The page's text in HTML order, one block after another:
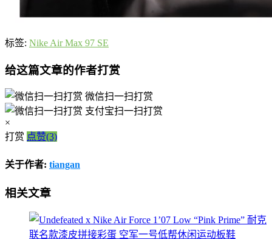
标签: Nike Air Max 97 SE
给这篇文章的作者打赏
微信扫一扫打赏
支付宝扫一扫打赏
×
打赏 点赞(3)
关于作者: tiangan
相关文章